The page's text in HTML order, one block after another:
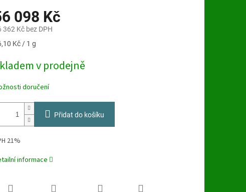
098 Kč
362 Kč bez DPH
Kč / 1 g
v prodejně
doručení
Přidat do košíku
21%
informace